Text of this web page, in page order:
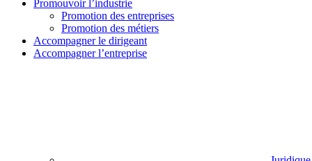
Promouvoir l’industrie
Promotion des entreprises
Promotion des métiers
Accompagner le dirigeant
Accompagner l’entreprise